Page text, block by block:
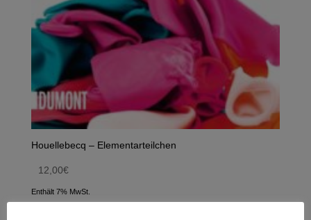
Houellebecq – Elementarteilchen
12,00€
Enthält 7% MwSt.
zzgl.Versand